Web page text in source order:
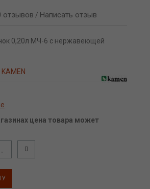
отзывов / Написать отзыв
0,20л МЧ-6 с нержавеющей
KAMEN
цена товара может